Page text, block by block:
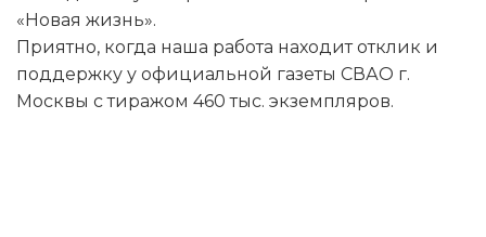
«Новая жизнь».
Приятно, когда наша работа находит отклик и
поддержку у официальной газеты СВАО г.
Москвы с тиражом 460 тыс. экземпляров.